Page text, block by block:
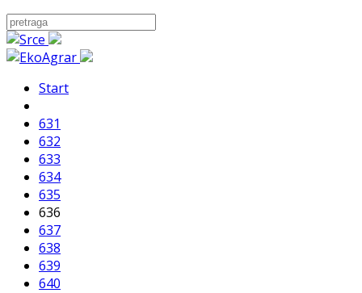
Start
631
632
633
634
635
636
637
638
639
640